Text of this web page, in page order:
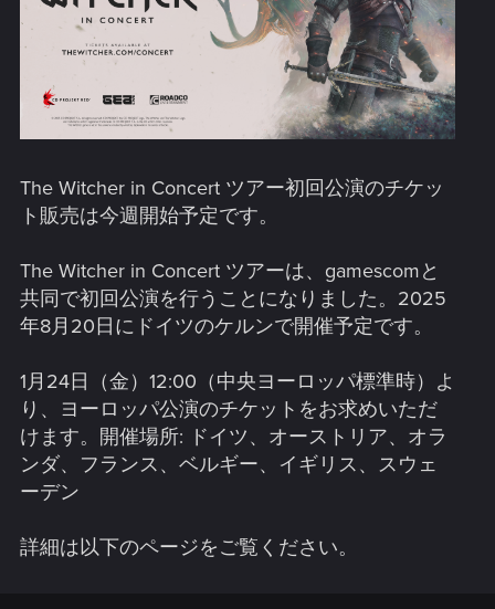
The Witcher in Concert ツアー初回公演のチケッ
ト販売は今週開始予定です。
The Witcher in Concert ツアーは、gamescomと
共同で初回公演を行うことになりました。2025
年8月20日にドイツのケルンで開催予定です。
1月24日（金）12:00（中央ヨーロッパ標準時）よ
り、ヨーロッパ公演のチケットをお求めいただ
けます。開催場所: ドイツ、オーストリア、オラ
ンダ、フランス、ベルギー、イギリス、スウェ
ーデン
詳細は以下のページをご覧ください。